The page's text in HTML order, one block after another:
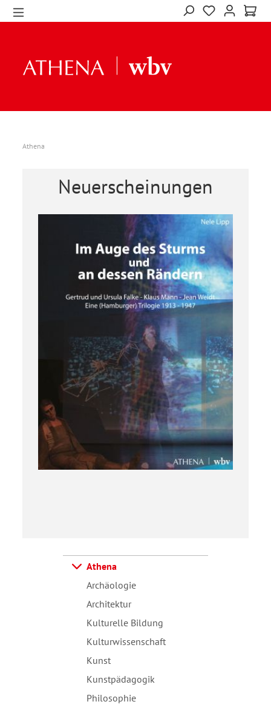
Athena
Neuerscheinungen
Athena
Archäologie
Architektur
Kulturelle Bildung
Kulturwissenschaft
Kunst
Kunstpädagogik
Philosophie